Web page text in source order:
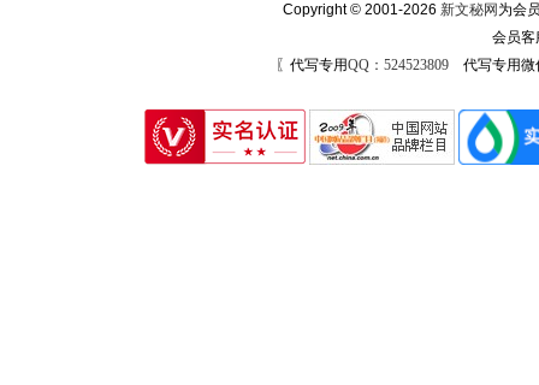
Copyright © 2001-2026 新文秘网 为会
会员
〖代写专用QQ：524523809代写专用微